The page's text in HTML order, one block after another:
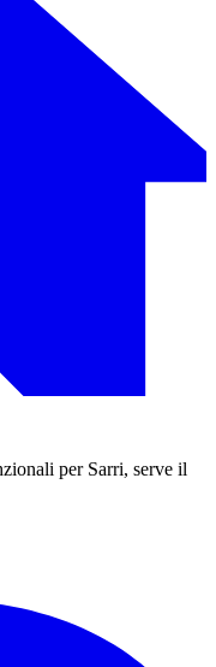
per Sarri, serve il